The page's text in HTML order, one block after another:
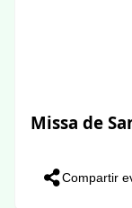
Missa de
Compartir